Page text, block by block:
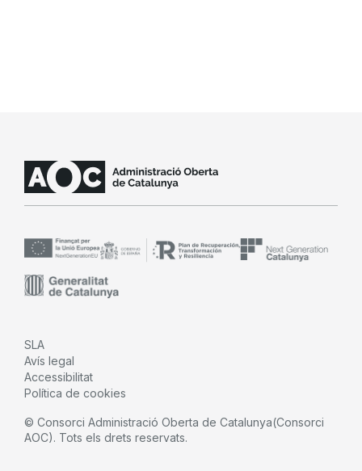
SLA
Avís legal
Accessibilitat
Política de cookies
© Consorci Administració Oberta de Catalunya(Consorci
AOC). Tots els drets reservats.